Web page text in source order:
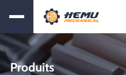
Produits